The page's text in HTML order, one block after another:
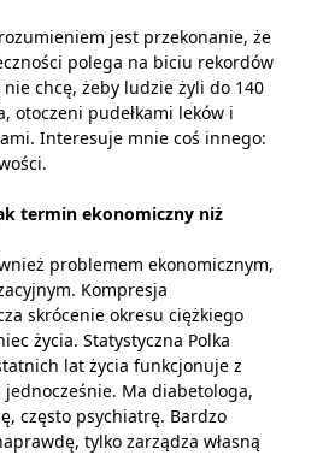
jest przekonanie, że
polega na biciu rekordów
chcę, żeby ludzie żyli do 140
otoczeni pudełkami leków i
Interesuje mnie coś innego:
termin ekonomiczny niż
problemem ekonomicznym,
Kompresja
skrócenie okresu ciężkiego
życia. Statystyczna Polka
lat życia funkcjonuje z
Ma diabetologa,
często psychiatrę. Bardzo
tylko zarządza własną